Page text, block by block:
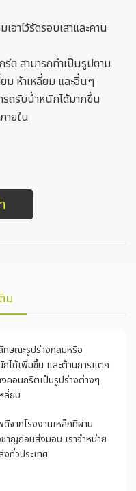
าไว้รัดรอบเสาและคาน
ต สามารถทำเป็นรูปตาม
ม ห้าเหลี่ยม และอื่นๆ
รถรับน้ำหนักได้มากขึ้น
ายใน
ม
ษณะรูปร่างกลมหรือ
กได้เพิ่มขึ้น และต้านการแตก
คอนกรีตเป็นรูปร่างต่างๆ
ลี่ยม
จากโรงงานเหล็กที่ผ่าน
าญก่อนส่งมอบ เราจำหน่าย
ทั่วประเทศ